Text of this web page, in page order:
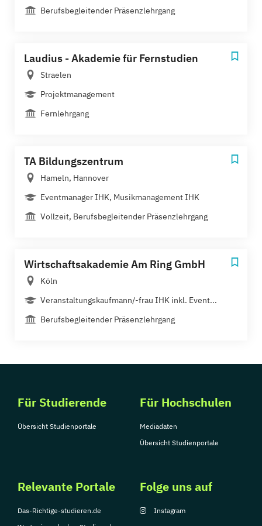
Berufsbegleitender Präsenzlehrgang
Laudius - Akademie für Fernstudien
Straelen
Projektmanagement
Fernlehrgang
TA Bildungszentrum
Hameln, Hannover
Eventmanager IHK, Musikmanagement IHK
Vollzeit, Berufsbegleitender Präsenzlehrgang
Wirtschaftsakademie Am Ring GmbH
Köln
Veranstaltungskaufmann/-frau IHK inkl. Event...
Berufsbegleitender Präsenzlehrgang
Für Studierende
Übersicht Studienportale
Für Hochschulen
Mediadaten
Übersicht Studienportale
Relevante Portale
Das-Richtige-studieren.de
Folge uns auf
Instagram